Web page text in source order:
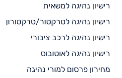
רישיון נהיגה למשאית
רישיון נהיגה לטרקטור/טרקטורון
רישיון נהיגה לרכב ציבורי
רישיון נהיגה לאוטובוס
מחירון פרסום למורי נהיגה